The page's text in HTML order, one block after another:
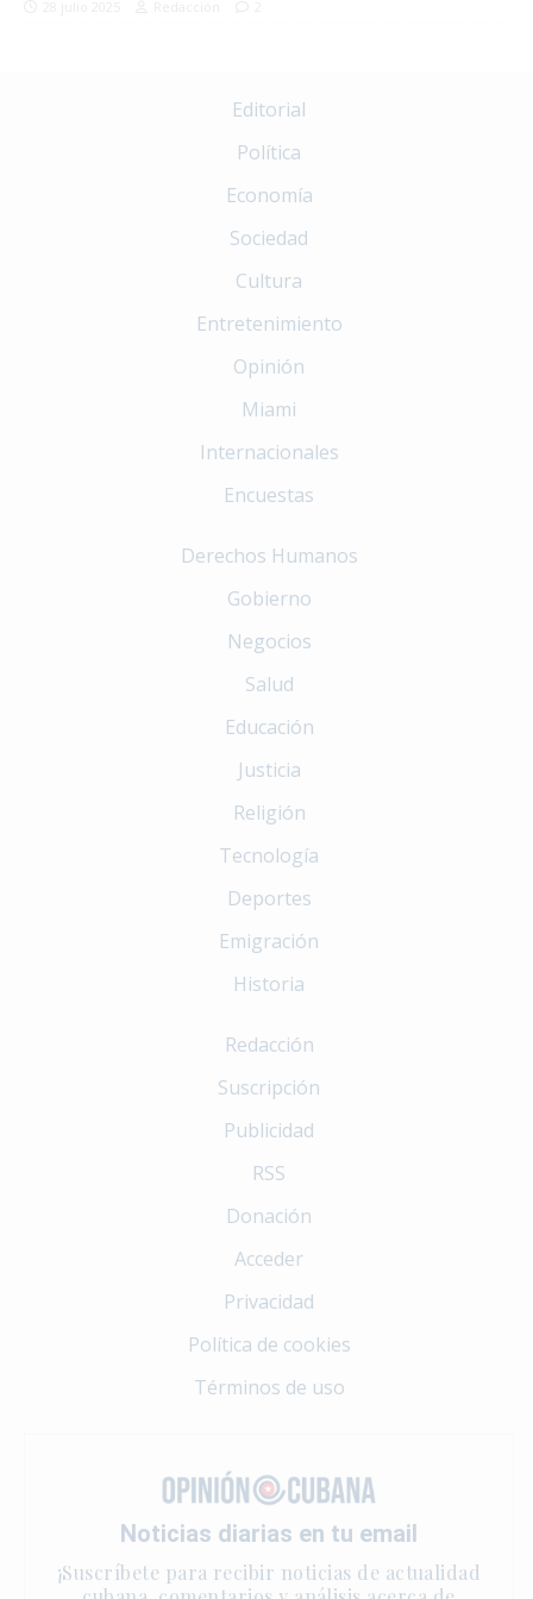
Editorial
Política
Economía
Sociedad
Cultura
Entretenimiento
Opinión
Miami
Internacionales
Encuestas
Derechos Humanos
Gobierno
Negocios
Salud
Educación
Justicia
Religión
Tecnología
Deportes
Emigración
Historia
Redacción
Suscripción
Publicidad
RSS
Donación
Acceder
Privacidad
Política de cookies
Términos de uso
Noticias diarias en tu email
¡Suscríbete para recibir noticias de actualidad